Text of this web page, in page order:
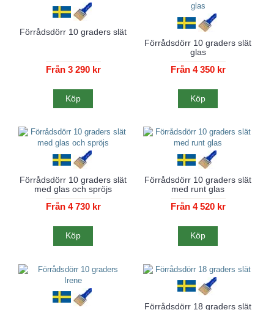
Förrådsdörr 10 graders slät
Från 3 290 kr
Köp
Förrådsdörr 10 graders slät
glas
Från 4 350 kr
Köp
Förrådsdörr 10 graders slät
med glas och spröjs
Från 4 730 kr
Köp
Förrådsdörr 10 graders slät
med runt glas
Från 4 520 kr
Köp
Förrådsdörr 18 graders slät